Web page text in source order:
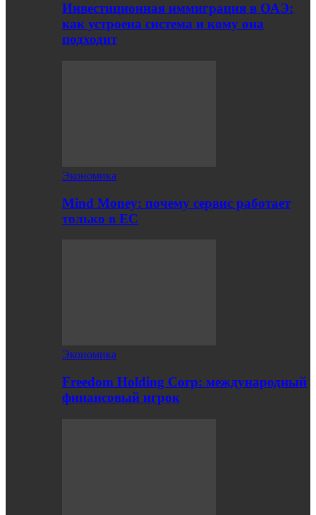
Инвестиционная иммиграция в ОАЭ:
как устроена система и кому она
подходит
Экономика
Mind Money: почему сервис работает
только в ЕС
Экономика
Freedom Holding Corp: международный
финансовый игрок